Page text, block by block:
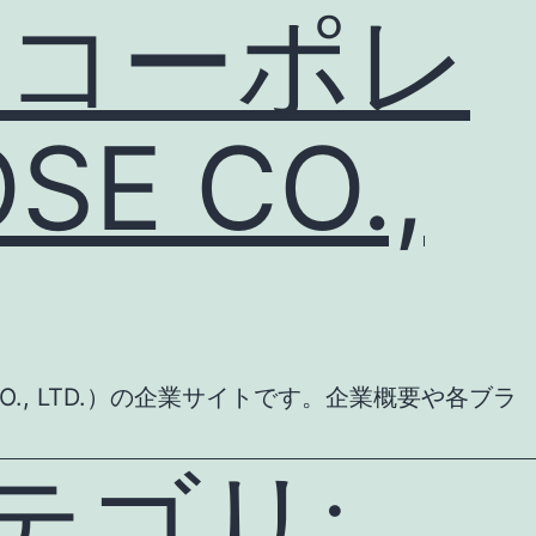
ーポレ
CO.,
LTD.）の企業サイトです。企業概要や各ブラ